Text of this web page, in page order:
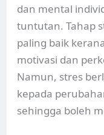
dan mental
tuntutan. Tahap
paling baik
motivasi dan
Namun, stres
kepada
sehingga boleh